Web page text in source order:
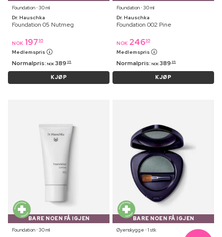
Foundation ⋅ 30 ml
Dr. Hauschka
Foundation 05 Nutmeg
NOK 197 95
Medlemspris
Normalpris: NOK 389 95
KJØP
Foundation ⋅ 30 ml
Dr. Hauschka
Foundation 002 Pine
NOK 24695
Medlemspris
Normalpris: NOK 389 95
KJØP
BARE NOEN FÅ IGJEN
Foundation ⋅ 30 ml
BARE NOEN FÅ IGJEN
Øyenskygge ⋅ 1 stk